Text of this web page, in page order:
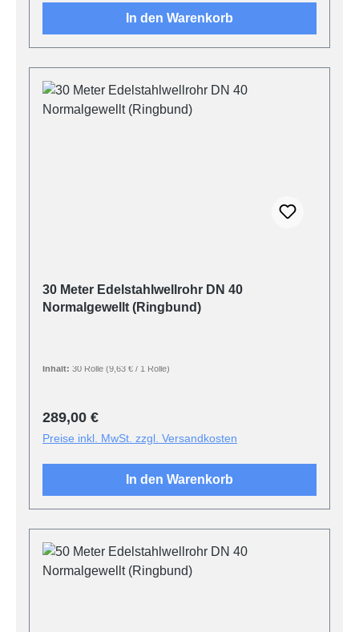
In den Warenkorb
30 Meter Edelstahlwellrohr DN 40
Normalgewellt (Ringbund)
Inhalt: 30 Rolle (9,63 € / 1 Rolle)
Regulärer Preis:
289,00 €
Preise inkl. MwSt. zzgl. Versandkosten
In den Warenkorb